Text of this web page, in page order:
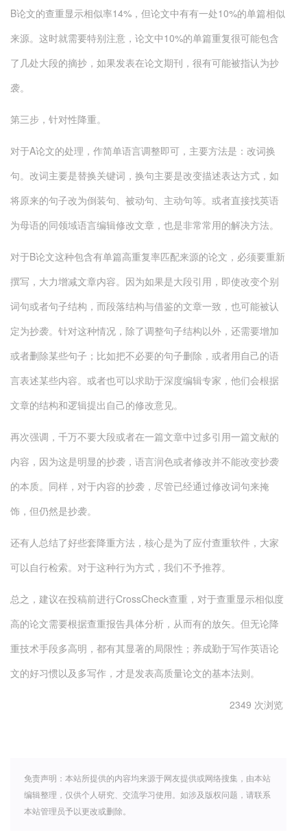
B论文的查重显示相似率14%，但论文中有有一处10%的单篇相似
来源。这时就需要特别注意，论文中10%的单篇重复很可能包含
了几处大段的摘抄，如果发表在论文期刊，很有可能被指认为抄
袭。
第三步，针对性降重。
对于A论文的处理，作简单语言调整即可，主要方法是：改词换
句。改词主要是替换关键词，换句主要是改变描述表达方式，如
将原来的句子改为倒装句、被动句、主动句等。或者直接找英语
为母语的同领域语言编辑修改文章，也是非常常用的解决方法。
对于B论文这种包含有单篇高重复率匹配来源的论文，必须要重新
撰写，大力增减文章内容。因为如果是大段引用，即使改变个别
词句或者句子结构，而段落结构与借鉴的文章一致，也可能被认
定为抄袭。针对这种情况，除了调整句子结构以外，还需要增加
或者删除某些句子；比如把不必要的句子删除，或者用自己的语
言表述某些内容。或者也可以求助于深度编辑专家，他们会根据
文章的结构和逻辑提出自己的修改意见。
再次强调，千万不要大段或者在一篇文章中过多引用一篇文献的
内容，因为这是明显的抄袭，语言润色或者修改并不能改变抄袭
的本质。同样，对于内容的抄袭，尽管已经通过修改词句来掩
饰，但仍然是抄袭。
还有人总结了好些套降重方法，核心是为了应付查重软件，大家
可以自行检索。对于这种行为方式，我们不予推荐。
总之，建议在投稿前进行CrossCheck查重，对于查重显示相似度
高的论文需要根据查重报告具体分析，从而有的放矢。但无论降
重技术手段多高明，都有其显著的局限性；养成勤于写作英语论
文的好习惯以及多写作，才是发表高质量论文的基本法则。
2349 次浏览
免责声明：本站所提供的内容均来源于网友提供或网络搜集，由本站
编辑整理，仅供个人研究、交流学习使用。如涉及版权问题，请联系
本站管理员予以更改或删除。